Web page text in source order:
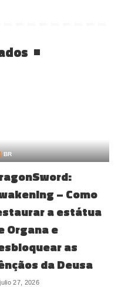
BR
– Como
a estátua
Organa e
as
da Deusa
julio 27, 2026